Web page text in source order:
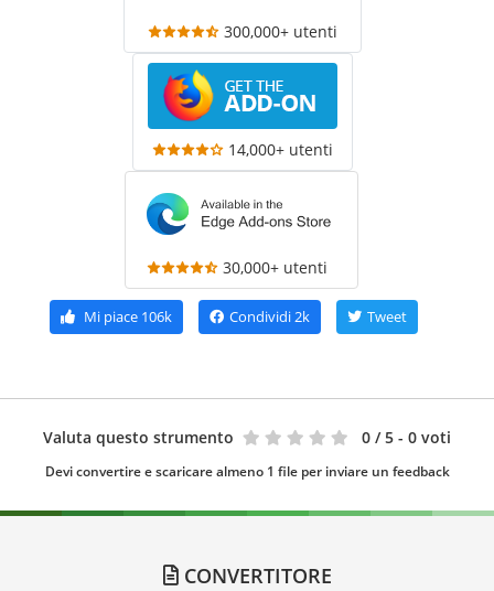
300,000+ utenti
14,000+ utenti
30,000+ utenti
Mi piace 106k Condividi2k Tweet
Valuta questo strumento 0 / 5 - 0 voti
Devi convertire e scaricare almeno 1 file per inviare un feedback
CONVERTITORE